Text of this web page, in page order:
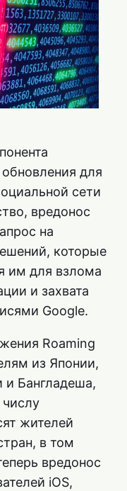
для
сети
вредонос
на
которые
им для взлома
и захвата
Google.
Roaming
из Японии,
Бангладеша,
жителей
в том
вредонос
iOS,